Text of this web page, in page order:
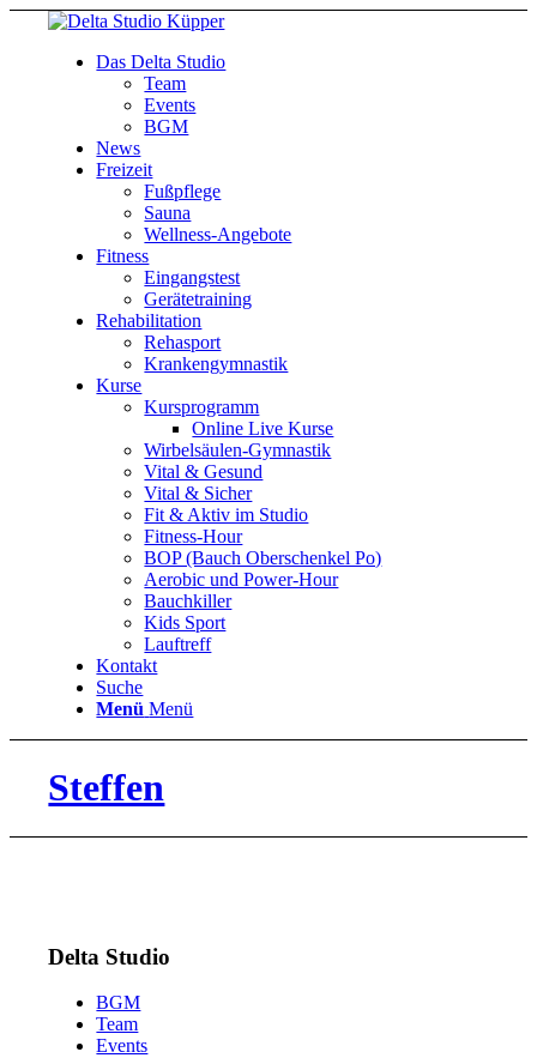
Das Delta Studio
Team
Events
BGM
News
Freizeit
Fußpflege
Sauna
Wellness-Angebote
Fitness
Eingangstest
Gerätetraining
Rehabilitation
Rehasport
Krankengymnastik
Kurse
Kursprogramm
Online Live Kurse
Wirbelsäulen-Gymnastik
Vital & Gesund
Vital & Sicher
Fit & Aktiv im Studio
Fitness-Hour
BOP (Bauch Oberschenkel Po)
Aerobic und Power-Hour
Bauchkiller
Kids Sport
Lauftreff
Kontakt
Suche
Menü Menü
Steffen
Delta Studio
BGM
Team
Events